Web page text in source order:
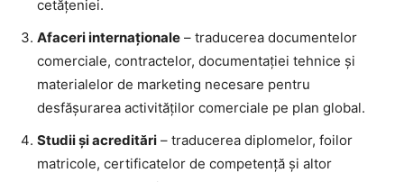
cetățeniei.
Afaceri internaționale – traducerea documentelor
comerciale, contractelor, documentației tehnice și
materialelor de marketing necesare pentru
desfășurarea activităților comerciale pe plan global.
Studii și acreditări – traducerea diplomelor, foilor
matricole, certificatelor de competență și altor